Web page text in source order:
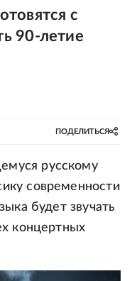
с
90-летие
ПОДЕЛИТЬСЯ
русскому
современности
будет звучать
концертных